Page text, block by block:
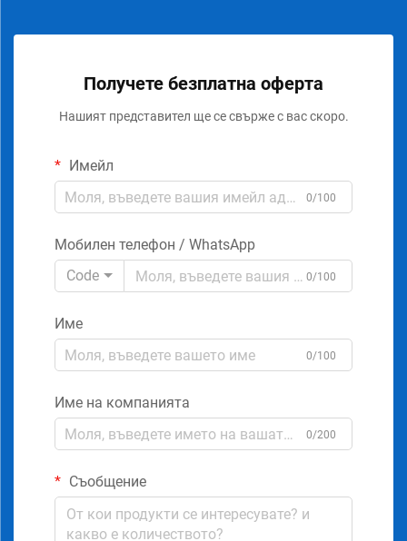
Получете безплатна оферта
Нашият представител ще се свърже с вас скоро.
Имейл
0/100
Мобилен телефон / WhatsApp
Code
0/100
Име
0/100
Име на компанията
0/200
Съобщение